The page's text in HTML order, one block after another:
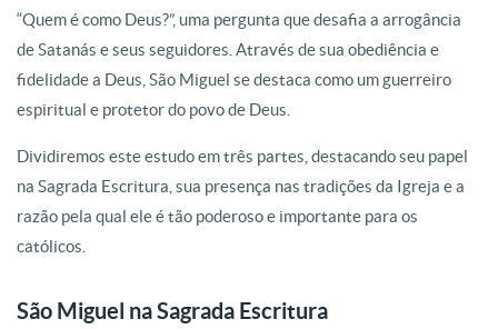
“Quem é como Deus?”, uma pergunta que desafia a arrogância
de Satanás e seus seguidores. Através de sua obediência e
fidelidade a Deus, São Miguel se destaca como um guerreiro
espiritual e protetor do povo de Deus.
Dividiremos este estudo em três partes, destacando seu papel
na Sagrada Escritura, sua presença nas tradições da Igreja e a
razão pela qual ele é tão poderoso e importante para os
católicos.
São Miguel na Sagrada Escritura